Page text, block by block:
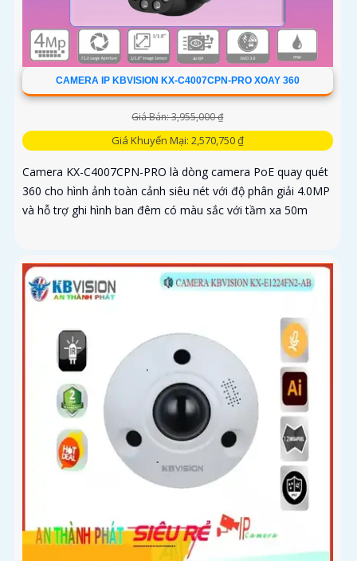
CAMERA IP KBVISION KX-C4007CPN-PRO XOAY 360
Giá Bán: 3,955,000 ₫
Giá Khuyến Mại: 2,570,750 ₫
Camera KX-C4007CPN-PRO là dòng camera PoE quay quét
360 cho hình ảnh toàn cảnh siêu nét với độ phân giải 4.0MP
và hỗ trợ ghi hình ban đêm có màu sắc với tầm xa 50m